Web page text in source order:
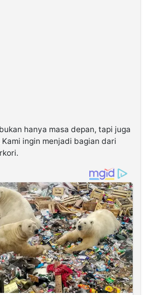
hanya masa depan, tapi juga
ingin menjadi bagian dari